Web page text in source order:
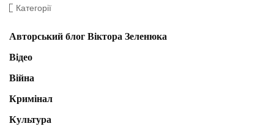
Категорії
Авторський блог Віктора Зеленюка
Відео
Війна
Кримінал
Культура